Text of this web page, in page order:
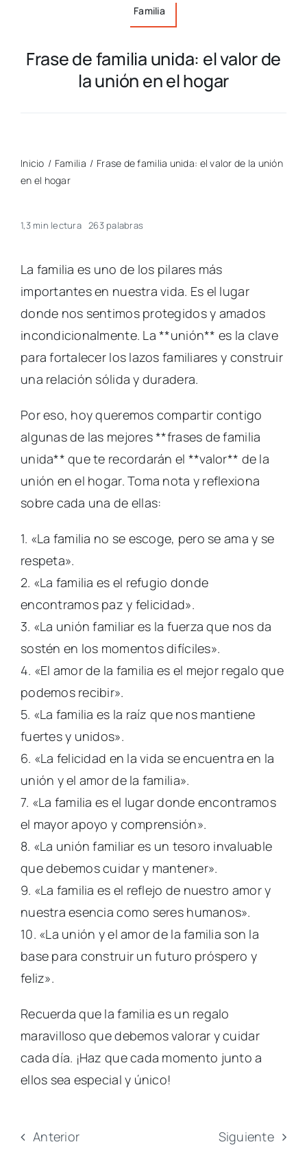
Familia
Frase de familia unida: el valor de
la unión en el hogar
Inicio / Familia / Frase de familia unida: el valor de la unión
en el hogar
1,3 min lectura 263 palabras
La familia es uno de los pilares más
importantes en nuestra vida. Es el lugar
donde nos sentimos protegidos y amados
incondicionalmente. La **unión** es la clave
para fortalecer los lazos familiares y construir
una relación sólida y duradera.
Por eso, hoy queremos compartir contigo
algunas de las mejores **frases de familia
unida** que te recordarán el **valor** de la
unión en el hogar. Toma nota y reflexiona
sobre cada una de ellas:
1. «La familia no se escoge, pero se ama y se
respeta».
2. «La familia es el refugio donde
encontramos paz y felicidad».
3. «La unión familiar es la fuerza que nos da
sostén en los momentos difíciles».
4. «El amor de la familia es el mejor regalo que
podemos recibir».
5. «La familia es la raíz que nos mantiene
fuertes y unidos».
6. «La felicidad en la vida se encuentra en la
unión y el amor de la familia».
7. «La familia es el lugar donde encontramos
el mayor apoyo y comprensión».
8. «La unión familiar es un tesoro invaluable
que debemos cuidar y mantener».
9. «La familia es el reflejo de nuestro amor y
nuestra esencia como seres humanos».
10. «La unión y el amor de la familia son la
base para construir un futuro próspero y
feliz».
Recuerda que la familia es un regalo
maravilloso que debemos valorar y cuidar
cada día. ¡Haz que cada momento junto a
ellos sea especial y único!
Anterior Siguiente